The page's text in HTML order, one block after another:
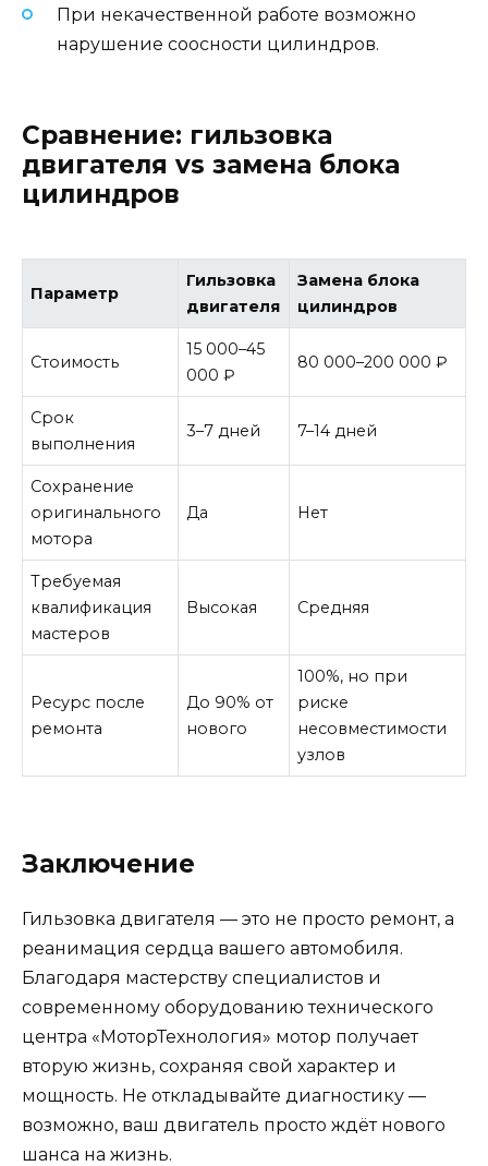
При некачественной работе возможно
нарушение соосности цилиндров.
Сравнение: гильзовка
двигателя vs замена блока
цилиндров
Параметр
Гильзовка
двигателя
Замена блока
цилиндров
Стоимость
15 000–45
000 ₽
80 000–200 000 ₽
Срок
выполнения
3–7 дней 7–14 дней
Сохранение
оригинального
мотора
Да Нет
Требуемая
квалификация
мастеров
Высокая Средняя
Ресурс после
ремонта
До 90% от
нового
100%, но при
риске
несовместимости
узлов
Заключение
Гильзовка двигателя — это не просто ремонт, а
реанимация сердца вашего автомобиля.
Благодаря мастерству специалистов и
современному оборудованию технического
центра «МоторТехнология» мотор получает
вторую жизнь, сохраняя свой характер и
мощность. Не откладывайте диагностику —
возможно, ваш двигатель просто ждёт нового
шанса на жизнь.